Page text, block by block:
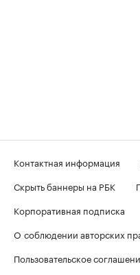
Контактная информация
Скрыть баннеры на РБК
Корпоративная подписка
О соблюдении авторских
Пользовательское